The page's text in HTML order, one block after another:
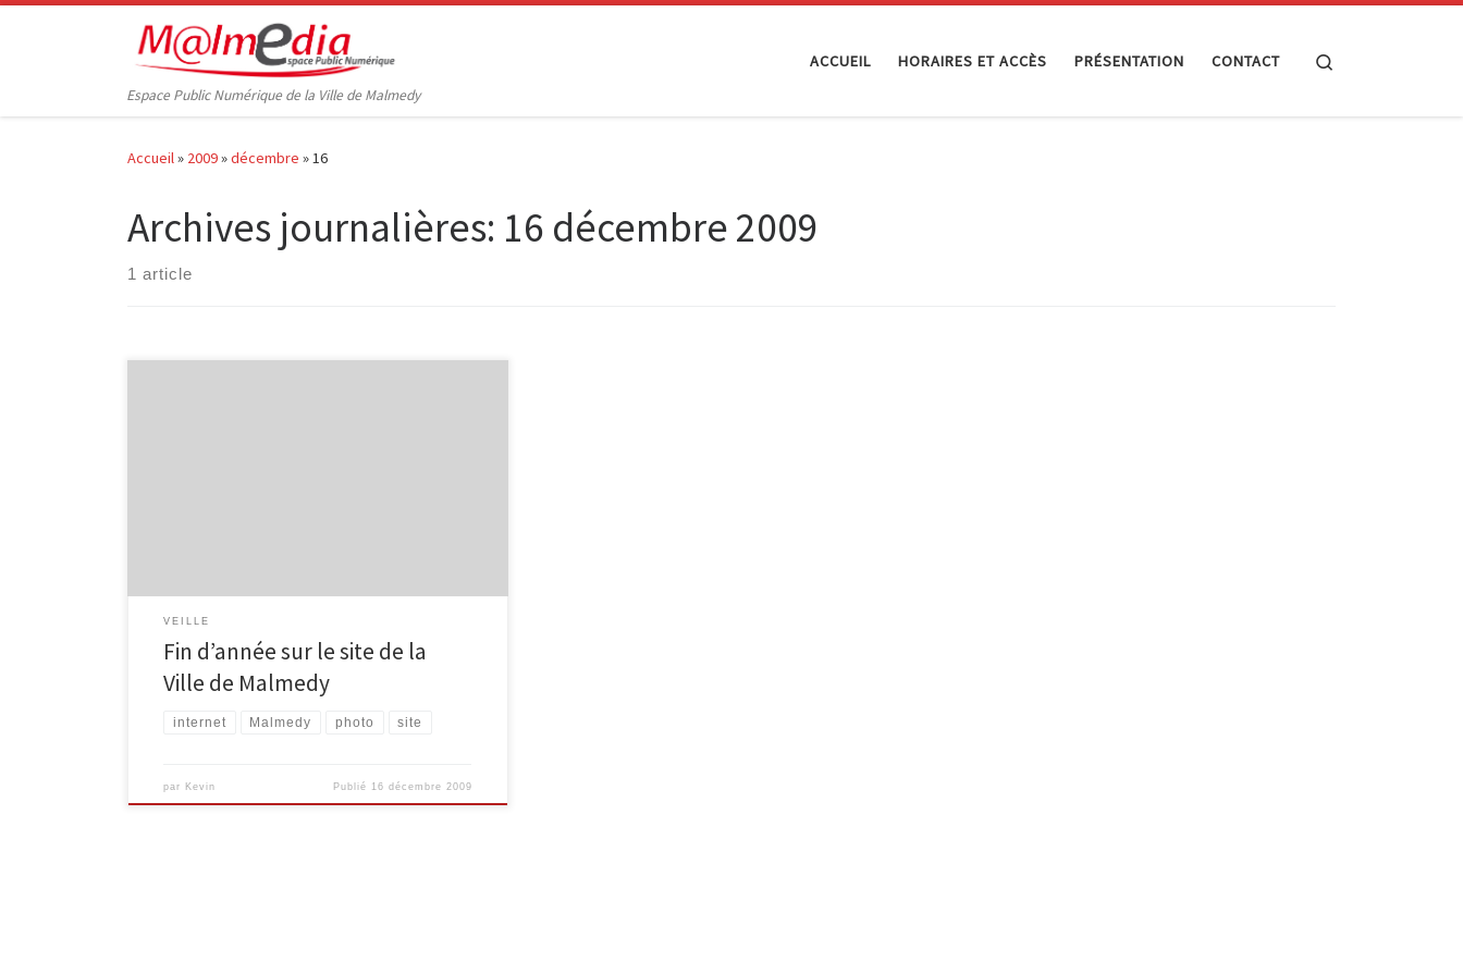
Passer au contenu
Espace Public Numérique de la Ville de Malmedy
ACCUEIL HORAIRES ET ACCÈS PRÉSENTATION CONTACT
Accueil » 2009»décembre » 16
Archives journalières: 16 décembre 2009
1 article
VEILLE
Fin d’année sur le site de la
Ville de Malmedy
internet Malmedy photo site
par Kevin Publié 16 décembre 2009